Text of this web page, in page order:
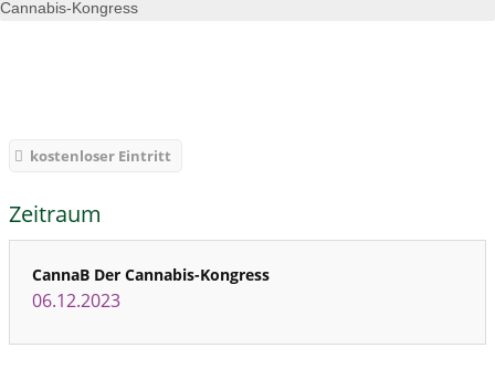
kostenloser Eintritt
Zeitraum
CannaB Der Cannabis-Kongress
06.12.2023